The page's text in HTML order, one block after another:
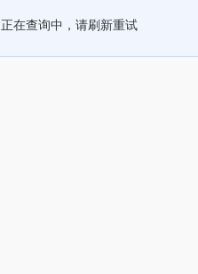
正在查询中，请刷新重试